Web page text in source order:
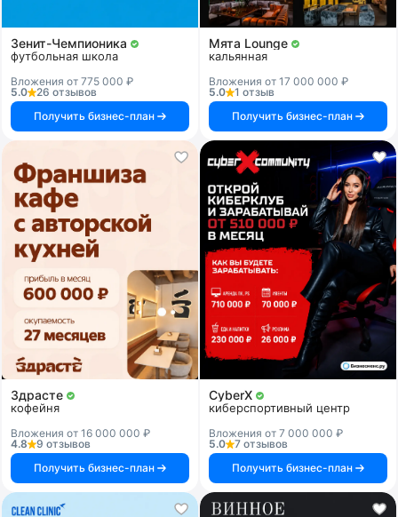
Зенит-Чемпионика
футбольная школа
Вложения от 775 000 ₽
5.0
26 отзывов
Получить бизнес-план
Мята Lounge
кальянная
Вложения от 17 000 000 ₽
5.0
1 отзыв
Получить бизнес-план
Здрасте
кофейня
Вложения от 16 000 000 ₽
4.8
9 отзывов
Получить бизнес-план
CyberX
киберспортивный центр
Вложения от 7 000 000 ₽
5.0
7 отзывов
Получить бизнес-план